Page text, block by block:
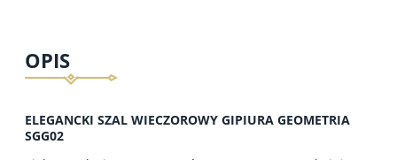
OPIS
ELEGANCKI SZAL WIECZOROWY GIPIURA GEOMETRIA
SGG02